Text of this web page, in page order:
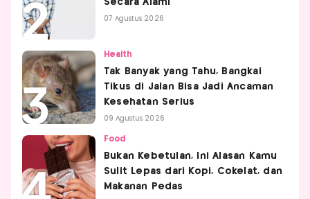
Secara Alami
07 Agustus 2026
Health
Tak Banyak yang Tahu, Bangkai
Tikus di Jalan Bisa Jadi Ancaman
Kesehatan Serius
09 Agustus 2026
Food
Bukan Kebetulan, Ini Alasan Kamu
Sulit Lepas dari Kopi, Cokelat, dan
Makanan Pedas